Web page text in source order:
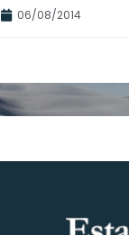
06/08/2014